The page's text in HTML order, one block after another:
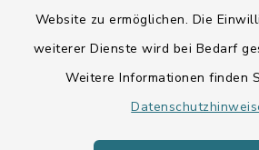
Website zu ermöglichen. Die
weiterer Dienste wird bei Bedarf
Weitere Informationen finden